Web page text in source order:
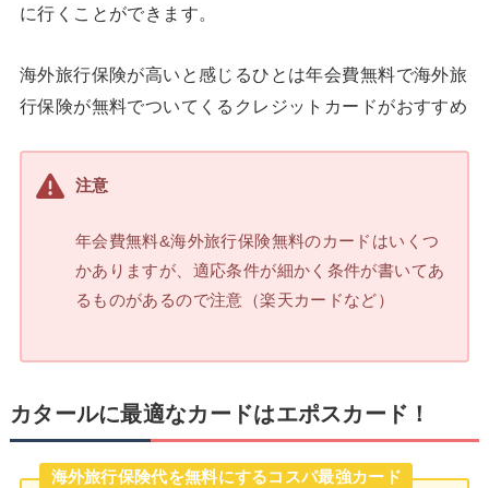
に行くことができます。
海外旅行保険が高いと感じるひとは年会費無料で海外旅
行保険が無料でついてくるクレジットカードがおすすめ
注意
年会費無料&海外旅行保険無料のカードはいくつ
かありますが、適応条件が細かく条件が書いてあ
るものがあるので注意（楽天カードなど）
カタールに最適なカードはエポスカード！
海外旅行保険代を無料にするコスパ最強カード